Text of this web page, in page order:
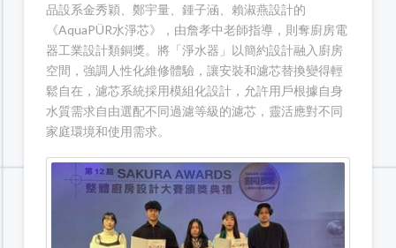
品設系金秀穎、鄭宇量、鍾子涵、賴淑燕設計的
《AquaPÜR水淨芯》，由詹孝中老師指導，則奪廚房電
器工業設計類銅獎。將「淨水器」以簡約設計融入廚房
空間，強調人性化維修體驗，讓安裝和濾芯替換變得輕
鬆自在，濾芯系統採用模組化設計，允許用戶根據自身
水質需求自由選配不同過濾等級的濾芯，靈活應對不同
家庭環境和使用需求。